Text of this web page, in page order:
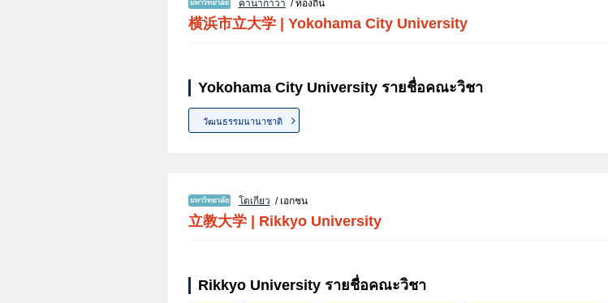
คานากาวา / ท้องถิ่น
横浜市立大学 Yokohama City University
Yokohama City University รายชื่อคณะวิชา
วัฒนธรรมนานาชาติ
โตเกียว / เอกชน
立教大学 | Rikkyo University
Rikkyo University รายชื่อคณะวิชา